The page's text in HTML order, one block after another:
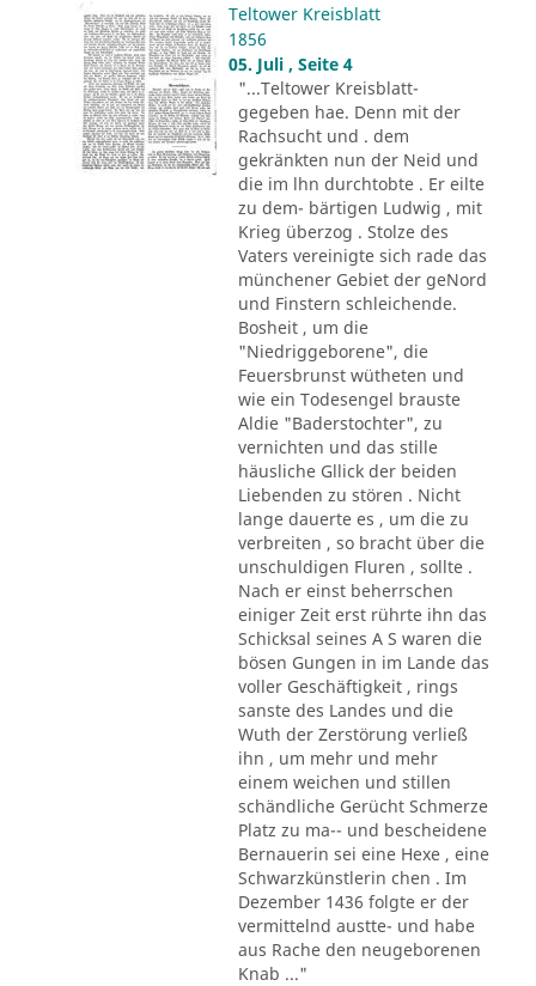
Teltower Kreisblatt
1856
05. Juli , Seite 4
"...Teltower Kreisblatt-
gegeben hae. Denn mit der
Rachsucht und . dem
gekränkten nun der Neid und
die im lhn durchtobte . Er eilte
zu dem- bärtigen Ludwig , mit
Krieg überzog . Stolze des
Vaters vereinigte sich rade das
münchener Gebiet der geNord
und Finstern schleichende.
Bosheit , um die
"Niedriggeborene", die
Feuersbrunst wütheten und
wie ein Todesengel brauste
Aldie "Baderstochter", zu
vernichten und das stille
häusliche Gllick der beiden
Liebenden zu stören . Nicht
lange dauerte es , um die zu
verbreiten , so bracht über die
unschuldigen Fluren , sollte .
Nach er einst beherrschen
einiger Zeit erst rührte ihn das
Schicksal seines A S waren die
bösen Gungen in im Lande das
voller Geschäftigkeit , rings
sanste des Landes und die
Wuth der Zerstörung verließ
ihn , um mehr und mehr
einem weichen und stillen
schändliche Gerücht Schmerze
Platz zu ma-- und bescheidene
Bernauerin sei eine Hexe , eine
Schwarzkünstlerin chen . Im
Dezember 1436 folgte er der
vermittelnd austte- und habe
aus Rache den neugeborenen
Knab ..."